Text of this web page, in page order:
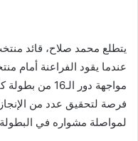
يتطلع محمد صلاح، قائد
عندما يقود الفراعنة أمام
فرصة لتحقيق عدد من
لمواصلة مشواره في